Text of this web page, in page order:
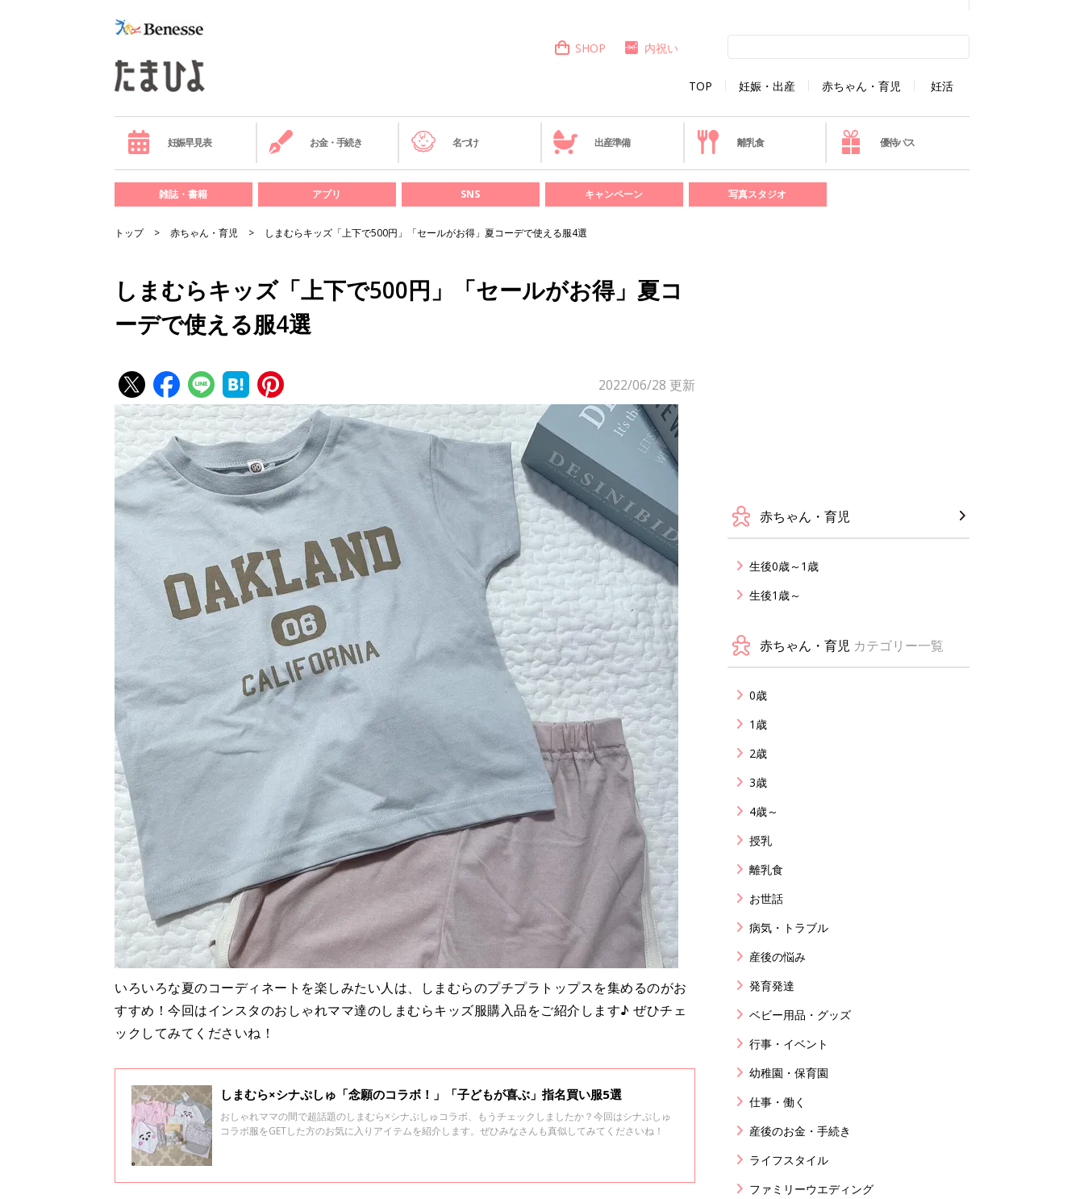
TOP 妊娠・出産 赤ちゃん・育児 妊活
SHOP 内祝い
妊娠早見表 お金・手続き 名づけ 出産準備 離乳食 優待パス
雑誌・書籍 アプリ SNS キャンペーン 写真スタジオ
トップ 赤ちゃん・育児 しまむらキッズ「上下で500円」「セールがお得」夏コーデで使える服4選
しまむらキッズ「上下で500円」「セールがお得」夏コ
ーデで使える服4選
2022/06/28 更新
いろいろな夏のコーディネートを楽しみたい人は、しまむらのプチプラトップスを集めるのがお
すすめ！今回はインスタのおしゃれママ達のしまむらキッズ服購入品をご紹介します♪ ぜひチェ
ックしてみてくださいね！
しまむら×シナぷしゅ「念願のコラボ！」「子どもが喜ぶ」指名買い服5選
おしゃれママの間で超話題のしまむら×シナぷしゅコラボ、もうチェックしましたか？今回はシナぷしゅ
コラボ服をGETした方のお気に入りアイテムを紹介します。ぜひみなさんも真似してみてくださいね！
赤ちゃん・育児
生後0歳～1歳
生後1歳～
赤ちゃん・育児 カテゴリー一覧
0歳
1歳
2歳
3歳
4歳～
授乳
離乳食
お世話
病気・トラブル
産後の悩み
発育発達
ベビー用品・グッズ
行事・イベント
幼稚園・保育園
仕事・働く
産後のお金・手続き
ライフスタイル
ファミリーウエディング